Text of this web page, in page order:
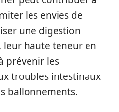
les envies de
une digestion
leur haute teneur en
prévenir les
troubles intestinaux
ballonnements.